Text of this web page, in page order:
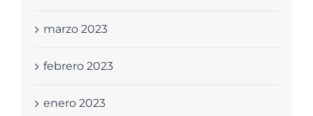
marzo 2023
febrero 2023
enero 2023